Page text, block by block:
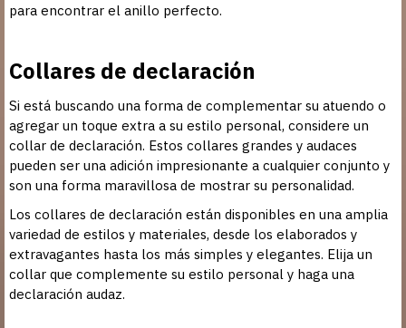
para encontrar el anillo perfecto.
Collares de declaración
Si está buscando una forma de complementar su atuendo o
agregar un toque extra a su estilo personal, considere un
collar de declaración. Estos collares grandes y audaces
pueden ser una adición impresionante a cualquier conjunto y
son una forma maravillosa de mostrar su personalidad.
Los collares de declaración están disponibles en una amplia
variedad de estilos y materiales, desde los elaborados y
extravagantes hasta los más simples y elegantes. Elija un
collar que complemente su estilo personal y haga una
declaración audaz.